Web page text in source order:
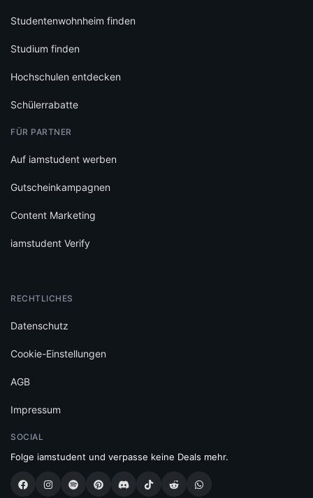
Studentenwohnheim finden
Studium finden
Hochschulen entdecken
Schülerrabatte
FÜR PARTNER
Auf iamstudent werben
Gutscheinkampagnen
Content Marketing
iamstudent Verify
RECHTLICHES
Datenschutz
Cookie-Einstellungen
AGB
Impressum
SOCIAL
Folge iamstudent und verpasse keine Deals mehr.